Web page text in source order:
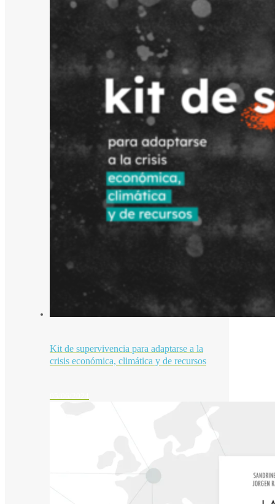
Kit de supervivencia para adaptarse a la
crisis económica, climática y de recursos